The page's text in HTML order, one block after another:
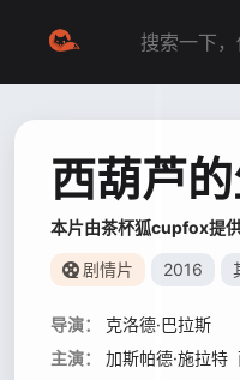
西葫芦
本片由茶杯狐cupfox提
剧情片 2016
导演：
克洛德·巴拉斯
主演：
加斯帕德·施拉特